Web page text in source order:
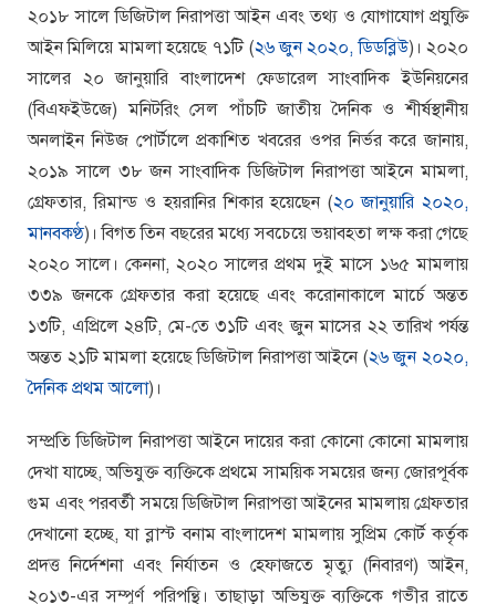
২০১৮ সালে ডিজিটাল নিরাপত্তা আইন এবং তথ্য ও যোগাযোগ প্রযুক্তি
আইন মিলিয়ে মামলা হয়েছে ৭১টি (২৬ জুন ২০২০, ডিডব্লিউ)। ২০২০
সালের ২০ জানুয়ারি বাংলাদেশ ফেডারেল সাংবাদিক ইউনিয়নের
(বিএফইউজে) মনিটরিং সেল পাঁচটি জাতীয় দৈনিক ও শীর্ষস্থানীয়
অনলাইন নিউজ পোর্টালে প্রকাশিত খবরের ওপর নির্ভর করে জানায়,
২০১৯ সালে ৩৮ জন সাংবাদিক ডিজিটাল নিরাপত্তা আইনে মামলা,
গ্রেফতার, রিমান্ড ও হয়রানির শিকার হয়েছেন (২০ জানুয়ারি ২০২০,
মানবকণ্ঠ)। বিগত তিন বছরের মধ্যে সবচেয়ে ভয়াবহতা লক্ষ করা গেছে
২০২০ সালে। কেননা, ২০২০ সালের প্রথম দুই মাসে ১৬৫ মামলায়
৩৩৯ জনকে গ্রেফতার করা হয়েছে এবং করোনাকালে মার্চে অন্তত
১৩টি, এপ্রিলে ২৪টি, মে-তে ৩১টি এবং জুন মাসের ২২ তারিখ পর্যন্ত
অন্তত ২১টি মামলা হয়েছে ডিজিটাল নিরাপত্তা আইনে (২৬ জুন ২০২০,
দৈনিক প্রথম আলো)।
সম্প্রতি ডিজিটাল নিরাপত্তা আইনে দায়ের করা কোনো কোনো মামলায়
দেখা যাচ্ছে, অভিযুক্ত ব্যক্তিকে প্রথমে সাময়িক সময়ের জন্য জোরপূর্বক
গুম এবং পরবর্তী সময়ে ডিজিটাল নিরাপত্তা আইনের মামলায় গ্রেফতার
দেখানো হচ্ছে, যা ব্লাস্ট বনাম বাংলাদেশ মামলায় সুপ্রিম কোর্ট কর্তৃক
প্রদত্ত নির্দেশনা এবং নির্যাতন ও হেফাজতে মৃত্যু (নিবারণ) আইন,
২০১৩-এর সম্পূর্ণ পরিপন্থি। তাছাড়া অভিযুক্ত ব্যক্তিকে গভীর রাতে